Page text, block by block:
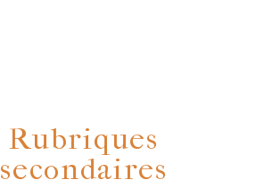
Rubriques
secondaires